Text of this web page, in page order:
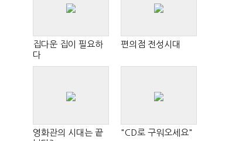
집다운 집이 필요하
다
편의점 전성시대
영화관의 시대는 끝
"CD로 구워오세요"